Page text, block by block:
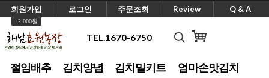
회원가입
+2,000원
로그인 주문조회 Review Q & A
TEL.1670-6750 검색
절임배추 김치양념 김치밀키트 엄마손맛김치